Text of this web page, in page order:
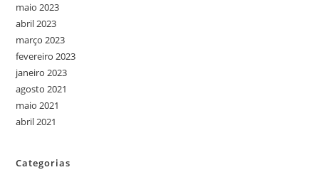
maio 2023
abril 2023
março 2023
fevereiro 2023
janeiro 2023
agosto 2021
maio 2021
abril 2021
Categorias